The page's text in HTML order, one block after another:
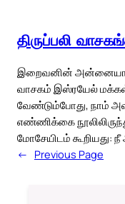
திருப்பலி
இறைவனின்
வாசகம் இஸ்ரயேல்
வேண்டும்போது, நாம்
எண்ணிக்கை
மோசேயிடம் கூறியது:
← Previous Page